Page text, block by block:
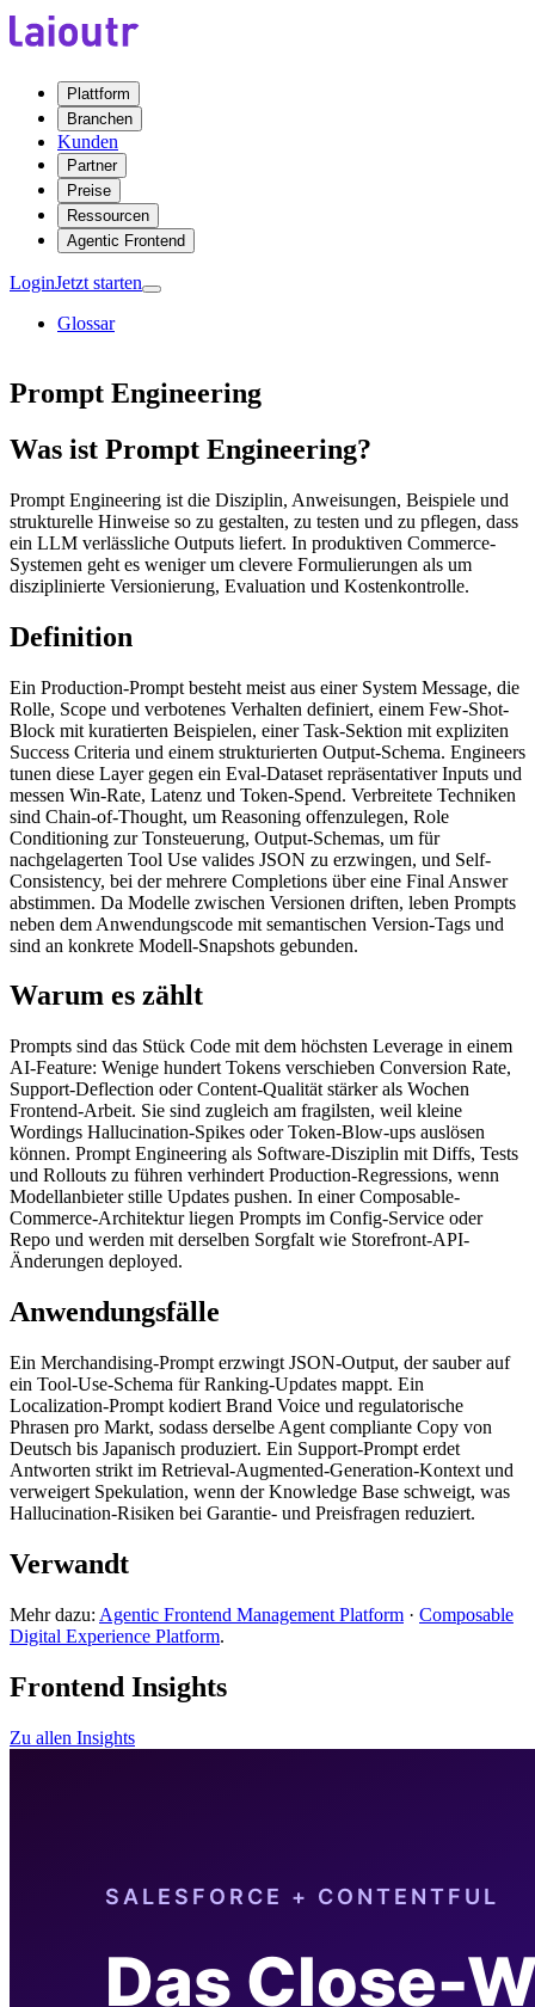
Plattform
Branchen
Kunden
Partner
Preise
Ressourcen
Agentic Frontend
LoginJetzt starten
Glossar
Prompt Engineering
Was ist Prompt Engineering?
Prompt Engineering ist die Disziplin, Anweisungen, Beispiele und
strukturelle Hinweise so zu gestalten, zu testen und zu pflegen, dass
ein LLM verlässliche Outputs liefert. In produktiven Commerce-
Systemen geht es weniger um clevere Formulierungen als um
disziplinierte Versionierung, Evaluation und Kostenkontrolle.
Definition
Ein Production-Prompt besteht meist aus einer System Message, die
Rolle, Scope und verbotenes Verhalten definiert, einem Few-Shot-
Block mit kuratierten Beispielen, einer Task-Sektion mit expliziten
Success Criteria und einem strukturierten Output-Schema. Engineers
tunen diese Layer gegen ein Eval-Dataset repräsentativer Inputs und
messen Win-Rate, Latenz und Token-Spend. Verbreitete Techniken
sind Chain-of-Thought, um Reasoning offenzulegen, Role
Conditioning zur Tonsteuerung, Output-Schemas, um für
nachgelagerten Tool Use valides JSON zu erzwingen, und Self-
Consistency, bei der mehrere Completions über eine Final Answer
abstimmen. Da Modelle zwischen Versionen driften, leben Prompts
neben dem Anwendungscode mit semantischen Version-Tags und
sind an konkrete Modell-Snapshots gebunden.
Warum es zählt
Prompts sind das Stück Code mit dem höchsten Leverage in einem
AI-Feature: Wenige hundert Tokens verschieben Conversion Rate,
Support-Deflection oder Content-Qualität stärker als Wochen
Frontend-Arbeit. Sie sind zugleich am fragilsten, weil kleine
Wordings Hallucination-Spikes oder Token-Blow-ups auslösen
können. Prompt Engineering als Software-Disziplin mit Diffs, Tests
und Rollouts zu führen verhindert Production-Regressions, wenn
Modellanbieter stille Updates pushen. In einer Composable-
Commerce-Architektur liegen Prompts im Config-Service oder
Repo und werden mit derselben Sorgfalt wie Storefront-API-
Änderungen deployed.
Anwendungsfälle
Ein Merchandising-Prompt erzwingt JSON-Output, der sauber auf
ein Tool-Use-Schema für Ranking-Updates mappt. Ein
Localization-Prompt kodiert Brand Voice und regulatorische
Phrasen pro Markt, sodass derselbe Agent compliante Copy von
Deutsch bis Japanisch produziert. Ein Support-Prompt erdet
Antworten strikt im Retrieval-Augmented-Generation-Kontext und
verweigert Spekulation, wenn der Knowledge Base schweigt, was
Hallucination-Risiken bei Garantie- und Preisfragen reduziert.
Verwandt
Mehr dazu: Agentic Frontend Management Platform · Composable
Digital Experience Platform.
Frontend Insights
Zu allen Insights